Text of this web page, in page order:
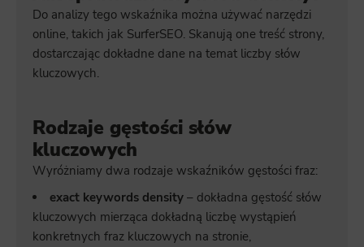
Do analizy tego wskaźnika można używać narzędzi
online, takich jak SurferSEO. Skanują one treść strony,
dostarczając dokładne dane na temat liczby słów
kluczowych.
Rodzaje gęstości słów
kluczowych
Wyróżniamy dwa rodzaje wskaźników gęstości fraz:
exact keywords density – dokładna gęstość słów
kluczowych mierząca dokładną liczbę wystąpień
konkretnych fraz kluczowych na stronie,